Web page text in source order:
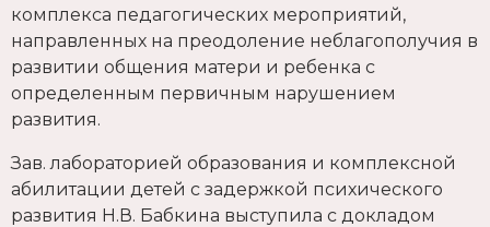
комплекса педагогических мероприятий,
направленных на преодоление неблагополучия в
развитии общения матери и ребенка с
определенным первичным нарушением
развития.
Зав. лабораторией образования и комплексной
абилитации детей с задержкой психического
развития Н.В. Бабкина выступила с докладом